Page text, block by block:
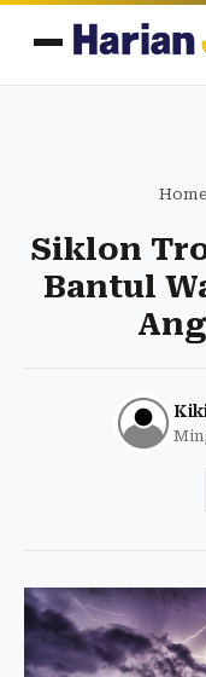
Home
Siklon
Bantul